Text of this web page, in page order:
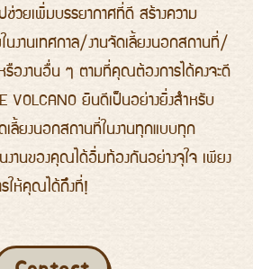
วยเพิ่มบรรยากาศที่ดี สร้างความ
งานเทศกาล/งานจัดเลี้ยงนอกสถานที่/
องานอื่น ๆ ตามที่คุณต้องการได้คงจะดี
VOLCANO ยินดีเป็นอย่างยิ่งสำหรับ
เลี้ยงนอกสถานที่ในงานทุกแบบทุก
งานของคุณได้อิ่มท้องกันอย่างจุใจ เพียง
ให้คุณได้ถึงที่!